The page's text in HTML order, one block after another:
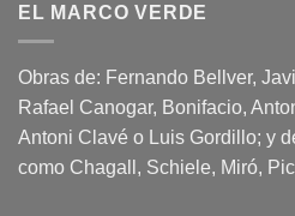
EL MARCO VERDE
Obras de: Fernando Bellver,
Rafael Canogar, Bonifacio,
Antoni Clavé o Luis Gordillo; y
como Chagall, Schiele, Miró,